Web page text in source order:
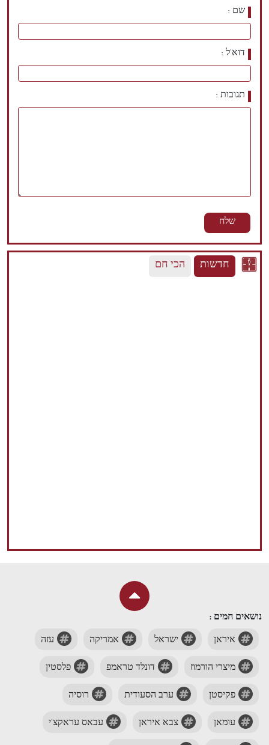
שם
דוא'ל
תגובות
חדשות הכי חם
נושאים חמים :
איראן ישראל אמריקה עזה
מיצרי הורמוז דונלד טראמפ פלסטין
פקיסטן ערב הסעודית רוסיה
עומאן צבא איראן עבאס עראקצ'י